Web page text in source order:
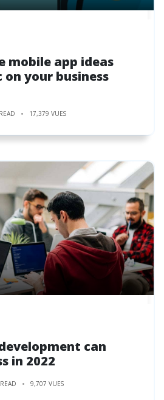
mobile app ideas
your business
17,379 VUES
can
in 2022
9,707 VUES